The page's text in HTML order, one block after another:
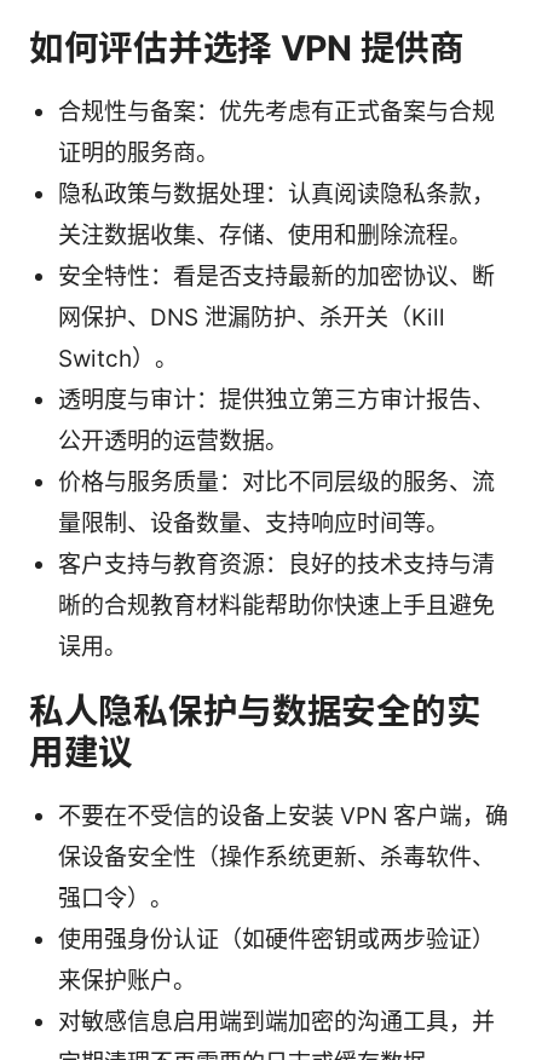
如何评估并选择 VPN 提供商
合规性与备案：优先考虑有正式备案与合规
证明的服务商。
隐私政策与数据处理：认真阅读隐私条款，
关注数据收集、存储、使用和删除流程。
安全特性：看是否支持最新的加密协议、断
网保护、DNS 泄漏防护、杀开关（Kill
Switch）。
透明度与审计：提供独立第三方审计报告、
公开透明的运营数据。
价格与服务质量：对比不同层级的服务、流
量限制、设备数量、支持响应时间等。
客户支持与教育资源：良好的技术支持与清
晰的合规教育材料能帮助你快速上手且避免
误用。
私人隐私保护与数据安全的实
用建议
不要在不受信的设备上安装 VPN 客户端，确
保设备安全性（操作系统更新、杀毒软件、
强口令）。
使用强身份认证（如硬件密钥或两步验证）
来保护账户。
对敏感信息启用端到端加密的沟通工具，并